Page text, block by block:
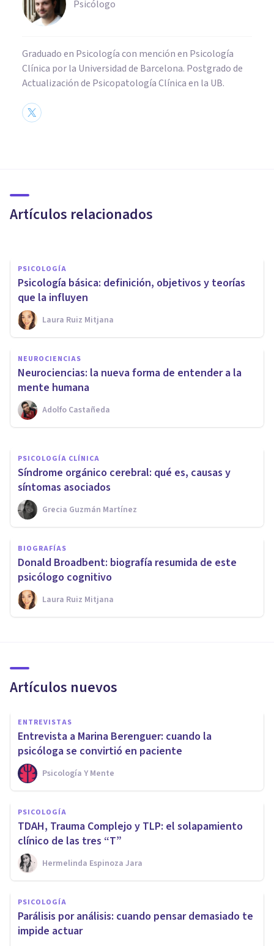
Psicólogo
Graduado en Psicología con mención en Psicología
Clínica por la Universidad de Barcelona. Postgrado de
Actualización de Psicopatología Clínica en la UB.
Artículos relacionados
víctimas de un delito?
PSICOLOGÍA
Psicología básica: definición, objetivos y teorías
que la influyen
Laura Ruiz Mitjana
NEUROCIENCIAS
Neurociencias: la nueva forma de entender a la
mente humana
Adolfo Castañeda
COGNICIÓN E INTELIGENCIA
5 diferencias entre la memoria
a corto plazo y la memoria de
trabajo
Laura Ruiz Mitjana
PSICOLOGÍA CLÍNICA
Síndrome orgánico cerebral: qué es, causas y
síntomas asociados
Grecia Guzmán Martínez
BIOGRAFÍAS
Donald Broadbent: biografía resumida de este
psicólogo cognitivo
Laura Ruiz Mitjana
Artículos nuevos
ENTREVISTAS
Entrevista a Marina Berenguer: cuando la
psicóloga se convirtió en paciente
Psicología Y Mente
PSICOLOGÍA
TDAH, Trauma Complejo y TLP: el solapamiento
clínico de las tres “T”
Hermelinda Espinoza Jara
PSICOLOGÍA
Parálisis por análisis: cuando pensar demasiado te
impide actuar